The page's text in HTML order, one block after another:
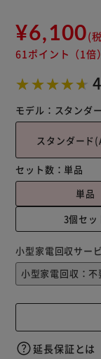
¥6,100(
61ポイント （1倍）
モデル： スタンダ
スタンダード
セット数： 単品
単品
3個セッ
小型家電回収サー
延長保証とは
※ご確認
カート